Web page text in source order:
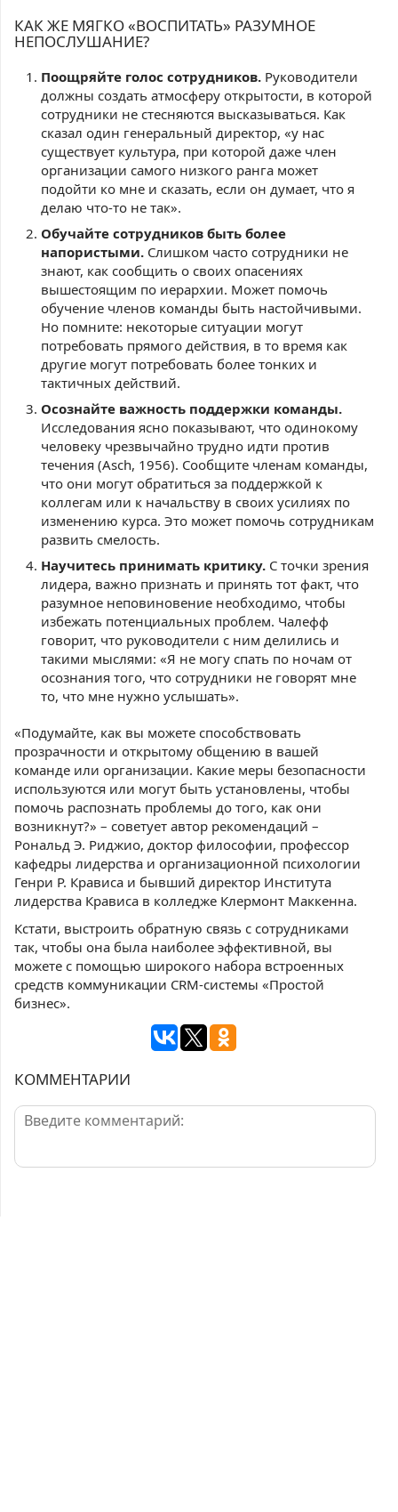
КАК ЖЕ МЯГКО «ВОСПИТАТЬ» РАЗУМНОЕ
НЕПОСЛУШАНИЕ?
Поощряйте голос сотрудников. Руководители
должны создать атмосферу открытости, в которой
сотрудники не стесняются высказываться. Как
сказал один генеральный директор, «у нас
существует культура, при которой даже член
организации самого низкого ранга может
подойти ко мне и сказать, если он думает, что я
делаю что-то не так».
Обучайте сотрудников быть более
напористыми. Слишком часто сотрудники не
знают, как сообщить о своих опасениях
вышестоящим по иерархии. Может помочь
обучение членов команды быть настойчивыми.
Но помните: некоторые ситуации могут
потребовать прямого действия, в то время как
другие могут потребовать более тонких и
тактичных действий.
Осознайте важность поддержки команды.
Исследования ясно показывают, что одинокому
человеку чрезвычайно трудно идти против
течения (Asch, 1956). Сообщите членам команды,
что они могут обратиться за поддержкой к
коллегам или к начальству в своих усилиях по
изменению курса. Это может помочь сотрудникам
развить смелость.
Научитесь принимать критику. С точки зрения
лидера, важно признать и принять тот факт, что
разумное неповиновение необходимо, чтобы
избежать потенциальных проблем. Чалефф
говорит, что руководители с ним делились и
такими мыслями: «Я не могу спать по ночам от
осознания того, что сотрудники не говорят мне
то, что мне нужно услышать».
«Подумайте, как вы можете способствовать
прозрачности и открытому общению в вашей
команде или организации. Какие меры безопасности
используются или могут быть установлены, чтобы
помочь распознать проблемы до того, как они
возникнут?» – советует автор рекомендаций –
Рональд Э. Риджио, доктор философии, профессор
кафедры лидерства и организационной психологии
Генри Р. Крависа и бывший директор Института
лидерства Крависа в колледже Клермонт Маккенна.
Кстати, выстроить обратную связь с сотрудниками
так, чтобы она была наиболее эффективной, вы
можете с помощью широкого набора встроенных
средств коммуникации CRM-системы «Простой
бизнес».
КОММЕНТАРИИ